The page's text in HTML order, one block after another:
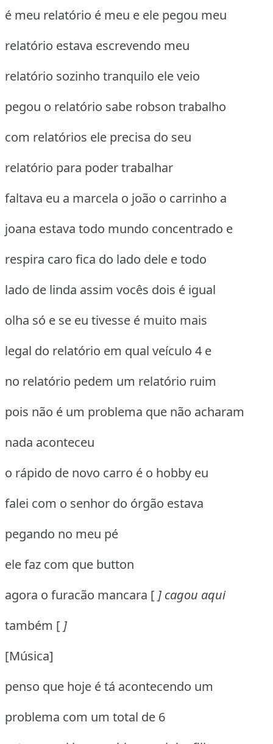
é meu relatório é meu e ele pegou meu
relatório estava escrevendo meu
relatório sozinho tranquilo ele veio
pegou o relatório sabe robson trabalho
com relatórios ele precisa do seu
relatório para poder trabalhar
faltava eu a marcela o joão o carrinho a
joana estava todo mundo concentrado e
respira caro fica do lado dele e todo
lado de linda assim vocês dois é igual
olha só e se eu tivesse é muito mais
legal do relatório em qual veículo 4 e
no relatório pedem um relatório ruim
pois não é um problema que não acharam
nada aconteceu
o rápido de novo carro é o hobby eu
falei com o senhor do órgão estava
pegando no meu pé
ele faz com que button
agora o furacão mancara [ ] cagou aqui
também [ ]
[Música]
penso que hoje é tá acontecendo um
problema com um total de 6